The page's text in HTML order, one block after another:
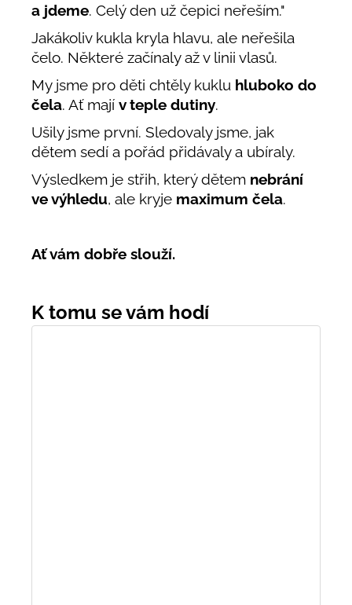
a jdeme. Celý den už čepici neřeším."
Jakákoliv kukla kryla hlavu, ale neřešila
čelo. Některé začínaly až v linii vlasů.
My jsme pro děti chtěly kuklu hluboko do
čela. Ať mají v teple dutiny.
Ušily jsme první. Sledovaly jsme, jak
dětem sedí a pořád přidávaly a ubíraly.
Výsledkem je střih, který dětem nebrání
ve výhledu, ale kryje maximum čela.
Ať vám dobře slouží.